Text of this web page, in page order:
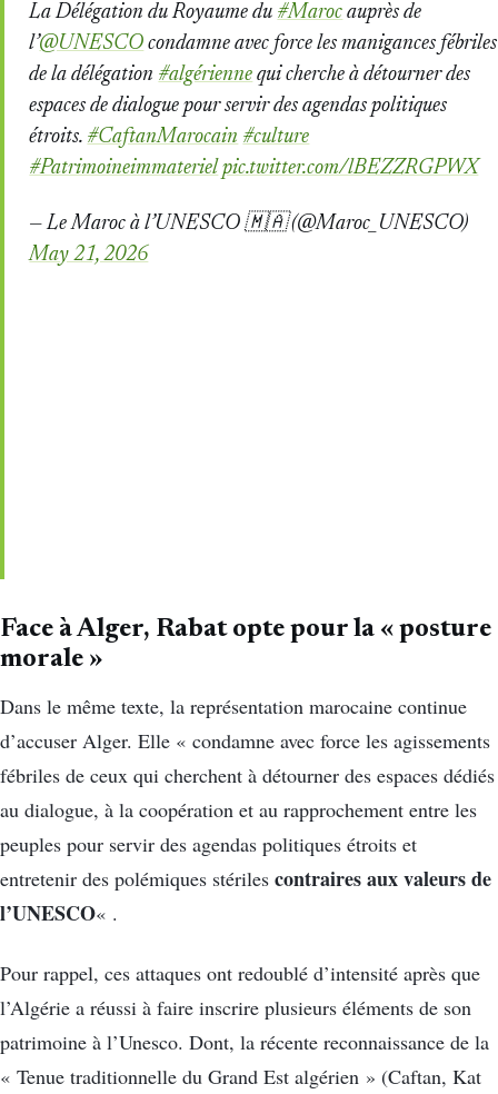
La Délégation du Royaume du #Maroc auprès de
l’@UNESCO condamne avec force les manigances fébriles
de la délégation #algérienne qui cherche à détourner des
espaces de dialogue pour servir des agendas politiques
étroits. #CaftanMarocain #culture
#Patrimoineimmateriel pic.twitter.com/lBEZZRGPWX
— Le Maroc à l’UNESCO 🇲🇦 (@Maroc_UNESCO)
May 21, 2026
Face à Alger, Rabat opte pour la « posture
morale »
Dans le même texte, la représentation marocaine continue
d’accuser Alger. Elle « condamne avec force les agissements
fébriles de ceux qui cherchent à détourner des espaces dédiés
au dialogue, à la coopération et au rapprochement entre les
peuples pour servir des agendas politiques étroits et
entretenir des polémiques stériles contraires aux valeurs de
l’UNESCO« .
Pour rappel, ces attaques ont redoublé d’intensité après que
l’Algérie a réussi à faire inscrire plusieurs éléments de son
patrimoine à l’Unesco. Dont, la récente reconnaissance de la
« Tenue traditionnelle du Grand Est algérien » (Caftan, Kat